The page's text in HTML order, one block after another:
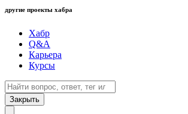
другие проекты хабра
Хабр
Q&A
Карьера
Курсы
Закрыть